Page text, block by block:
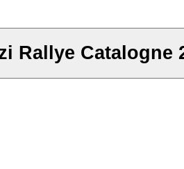
Rallye Catalogne